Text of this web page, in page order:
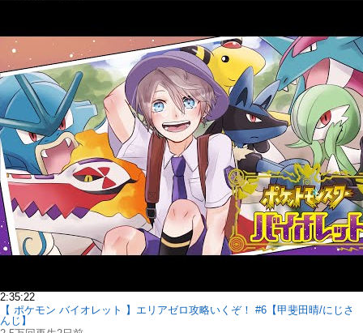
2:35:22
【 ポケモン バイオレット 】エリアゼロ攻略いくぞ！ #6【甲斐田晴/にじさ
んじ】